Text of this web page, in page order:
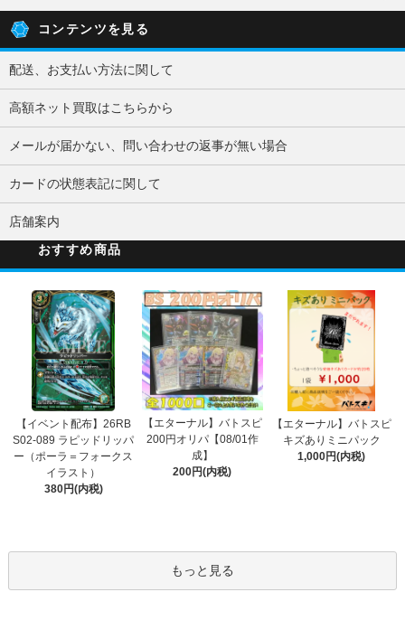
コンテンツを見る
配送、お支払い方法に関して
高額ネット買取はこちらから
メールが届かない、問い合わせの返事が無い場合
カードの状態表記に関して
店舗案内
おすすめ商品
【イベント配布】26RB
S02-089 ラピッドリッパ
ー（ポーラ＝フォークス
イラスト）
380円(内税)
【エターナル】バトスピ
200円オリパ【08/01作
成】
200円(内税)
【エターナル】バトスピ
キズありミニパック
1,000円(内税)
もっと見る